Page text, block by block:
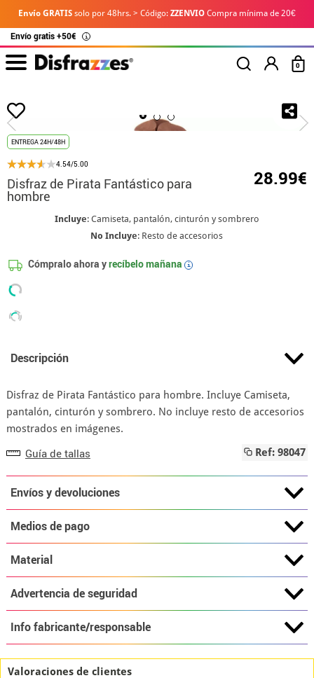
Envío GRATIS solo por 48hrs. > Código: ZZENVIO Compra mínima de 20€
Envío gratis +50€ i
0
Inicio Disfraz de
ENTREGA 24H/48H
4.54/5.00
Disfraz de Pirata Fantástico para
hombre
28.99€
Incluye: Camiseta, pantalón, cinturón y sombrero
No Incluye: Resto de accesorios
Cómpralo ahora yrecíbelo mañana i
Descripción
Disfraz de Pirata Fantástico para hombre. Incluye Camiseta,
pantalón, cinturón y sombrero. No incluye resto de accesorios
mostrados en imágenes.
Guía de tallas Ref: 98047
Envíos y devoluciones
Medios de pago
Material
Advertencia de seguridad
Info fabricante/responsable
Valoraciones de clientes